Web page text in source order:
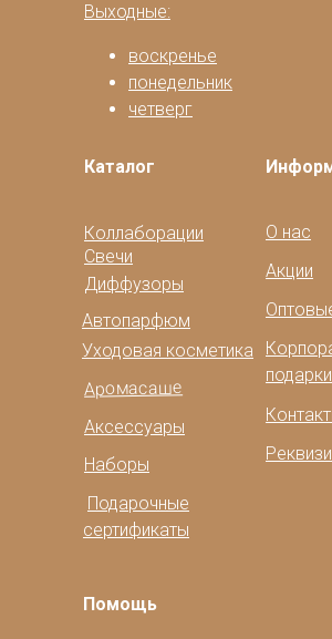
Выходные:
воскренье
понедельник
четверг
Каталог
Коллаборации
Свечи
Диффузоры
Автопарфюм
Аромасаше
Аксессуары
Наборы
Подарочные
сертификаты
О нас
Акции
подарки
Помощь
Уходовая косметика